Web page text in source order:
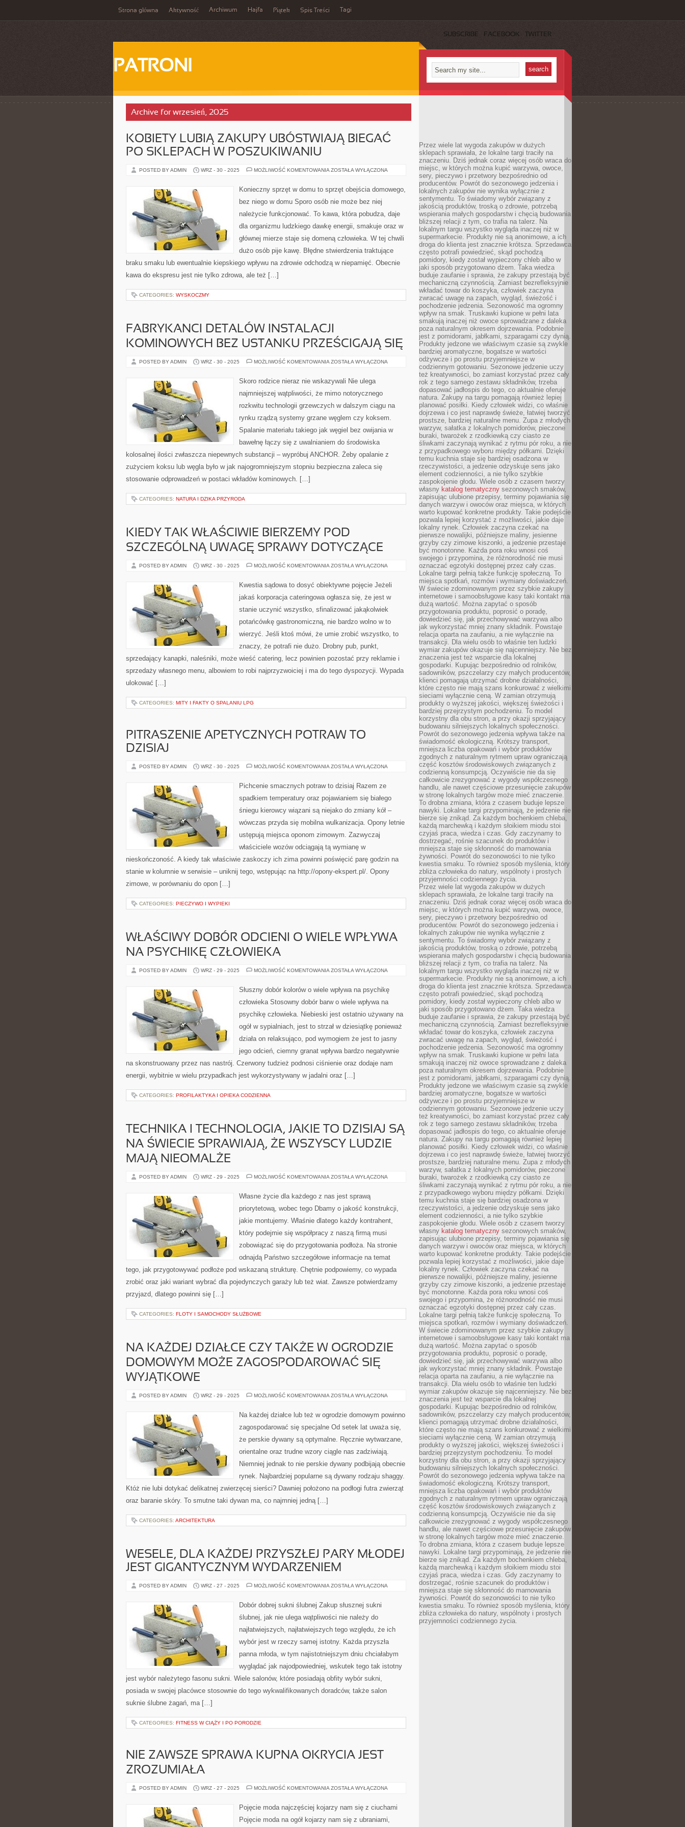
Strona główna Aktywność Archiwum Hajfa Piątek Spis Treści Tagi
SUBSCRIBE FACEBOOK TWITTER
PATRONI
Archive for wrzesień, 2025
KOBIETY LUBIĄ ZAKUPY UBÓSTWIAJĄ BIEGAĆ
PO SKLEPACH W POSZUKIWANIU
POSTED BY ADMIN WRZ - 30 - 2025 MOŻLIWOŚĆ KOMENTOWANIA KOBIETY
UBÓSTWIAJĄ
BIEGAĆ
SKLEPACH
POSZUKIWANIU
ZOSTAŁA WYŁĄCZONA
Konieczny sprzęt w domu to sprzęt obejścia domowego,
bez niego w domu Sporo osób nie może bez niej
należycie funkcjonować. To kawa, która pobudza, daje
dla organizmu ludzkiego dawkę energii, smakuje oraz w
głównej mierze staje się domeną człowieka. W tej chwili
dużo osób pije kawę. Błędne stwierdzenia traktujące
braku smaku lub ewentualnie kiepskiego wpływu na zdrowie odchodzą w niepamięć. Obecnie
kawa do ekspresu jest nie tylko zdrowa, ale też […]
CATEGORIES: WYSKOCZMY
FABRYKANCI DETALÓW INSTALACJI
KOMINOWYCH BEZ USTANKU PRZEŚCIGAJĄ SIĘ
POSTED BY ADMIN WRZ - 30 - 2025 MOŻLIWOŚĆ KOMENTOWANIA FABRYKANCI
KOMINOWYCH
BEZ
PRZEŚCIGAJĄ
ZOSTAŁA WYŁĄCZONA
Skoro rodzice nieraz nie wskazywali Nie ulega
najmniejszej wątpliwości, że mimo notorycznego
rozkwitu technologii grzewczych w dalszym ciągu na
rynku rządzą systemy grzane węglem czy koksem.
Spalanie materiału takiego jak węgiel bez owijania w
bawełnę łączy się z uwalnianiem do środowiska
kolosalnej ilości zwłaszcza niepewnych substancji – wypróbuj ANCHOR. Żeby opalanie z
zużyciem koksu lub węgla było w jak najogromniejszym stopniu bezpieczna zaleca się
stosowanie odprowadzeń w postaci wkładów kominowych. […]
CATEGORIES: NATURA I DZIKA PRZYRODA
KIEDY TAK WŁAŚCIWIE BIERZEMY POD
SZCZEGÓLNĄ UWAGĘ SPRAWY DOTYCZĄCE
POSTED BY ADMIN WRZ - 30 - 2025 MOŻLIWOŚĆ KOMENTOWANIA KIEDY
BIERZEMY
POD
UWAGĘ
DOTYCZĄCE
ZOSTAŁA WYŁĄCZONA
Kwestia sądowa to dosyć obiektywne pojęcie Jeżeli
jakaś korporacja cateringowa ogłasza się, że jest w
stanie uczynić wszystko, sfinalizować jakąkolwiek
potańcówkę gastronomiczną, nie bardzo wolno w to
wierzyć. Jeśli ktoś mówi, że umie zrobić wszystko, to
znaczy, że potrafi nie dużo. Drobny pub, punkt,
sprzedający kanapki, naleśniki, może wieść catering, lecz powinien pozostać przy reklamie i
sprzedaży własnego menu, albowiem to robi najprzyzwoiciej i ma do tego dyspozycji. Wypada
ulokować […]
CATEGORIES: MITY I FAKTY O SPALANIU LPG
PITRASZENIE APETYCZNYCH POTRAW TO
DZISIAJ
POSTED BY ADMIN WRZ - 30 - 2025 MOŻLIWOŚĆ KOMENTOWANIA PITRASZENIE
DZISIAJ
ZOSTAŁA WYŁĄCZONA
Pichcenie smacznych potraw to dzisiaj Razem ze
spadkiem temperatury oraz pojawianiem się białego
śniegu kierowcy wiązani są niejako do zmiany kół –
wówczas przyda się mobilna wulkanizacja. Opony letnie
ustępują miejsca oponom zimowym. Zazwyczaj
właściciele wozów odciągają tą wymianę w
nieskończoność. A kiedy tak właściwie zaskoczy ich zima powinni poświęcić parę godzin na
stanie w kolumnie w serwisie – uniknij tego, wstępując na http://opony-ekspert.pl/. Opony
zimowe, w porównaniu do opon […]
CATEGORIES: PIECZYWO I WYPIEKI
WŁAŚCIWY DOBÓR ODCIENI O WIELE WPŁYWA
NA PSYCHIKĘ CZŁOWIEKA
POSTED BY ADMIN WRZ - 29 - 2025 MOŻLIWOŚĆ KOMENTOWANIA WŁAŚCIWY
WIELE
NA
CZŁOWIEKA
ZOSTAŁA WYŁĄCZONA
Słuszny dobór kolorów o wiele wpływa na psychikę
człowieka Stosowny dobór barw o wiele wpływa na
psychikę człowieka. Niebieski jest ostatnio używany na
ogół w sypialniach, jest to strzał w dziesiątkę ponieważ
działa on relaksująco, pod wymogiem że jest to jasny
jego odcień, ciemny granat wpływa bardzo negatywnie
na skonstruowany przez nas nastrój. Czerwony tudzież podnosi ciśnienie oraz dodaje nam
energii, wybitnie w wielu przypadkach jest wykorzystywany w jadalni oraz […]
CATEGORIES: PROFILAKTYKA I OPIEKA CODZIENNA
TECHNIKA I TECHNOLOGIA, JAKIE TO DZISIAJ SĄ
NA ŚWIECIE SPRAWIAJĄ, ŻE WSZYSCY LUDZIE
MAJĄ NIEOMALŻE
POSTED BY ADMIN WRZ - 29 - 2025 MOŻLIWOŚĆ KOMENTOWANIA TECHNIKA
JAKIE
TO
SĄ
ŚWIECIE
ŻE
WSZYSCY
LUDZIE
MAJĄ
NIEOMALŻE
ZOSTAŁA WYŁĄCZONA
Własne życie dla każdego z nas jest sprawą
priorytetową, wobec tego Dbamy o jakość konstrukcji,
jakie montujemy. Właśnie dlatego każdy kontrahent,
który podejmie się współpracy z naszą firmą musi
zobowiązać się do przygotowania podłoża. Na stronie
odnajdą Państwo szczegółowe informacje na temat
tego, jak przygotowywać podłoże pod wskazaną strukturę. Chętnie podpowiemy, co wypada
zrobić oraz jaki wariant wybrać dla pojedynczych garaży lub też wiat. Zawsze potwierdzamy
przyjazd, dlatego powinni się […]
CATEGORIES: FLOTY I SAMOCHODY SŁUŻBOWE
NA KAŻDEJ DZIAŁCE CZY TAKŻE W OGRODZIE
DOMOWYM MOŻE ZAGOSPODAROWAĆ SIĘ
WYJĄTKOWE
POSTED BY ADMIN WRZ - 29 - 2025 MOŻLIWOŚĆ KOMENTOWANIA NA
CZY
TAKŻE
OGRODZIE
MOŻE
SIĘ
WYJĄTKOWE
ZOSTAŁA WYŁĄCZONA
Na każdej działce lub też w ogrodzie domowym powinno
zagospodarować się specjalne Od setek lat uważa się,
że perskie dywany są optymalne. Ręcznie wytwarzane,
orientalne oraz trudne wzory ciągle nas zadziwiają.
Niemniej jednak to nie perskie dywany podbijają obecnie
rynek. Najbardziej popularne są dywany rodzaju shaggy.
Któż nie lubi dotykać delikatnej zwierzęcej sierści? Dawniej położono na podłogi futra zwierząt
oraz baranie skóry. To smutne taki dywan ma, co najmniej jedną […]
CATEGORIES: ARCHITEKTURA
WESELE, DLA KAŻDEJ PRZYSZŁEJ PARY MŁODEJ
JEST GIGANTYCZNYM WYDARZENIEM
POSTED BY ADMIN WRZ - 27 - 2025 MOŻLIWOŚĆ KOMENTOWANIA WESELE,
PRZYSZŁEJ
PARY
JEST
WYDARZENIEM
ZOSTAŁA WYŁĄCZONA
Dobór dobrej sukni ślubnej Zakup słusznej sukni
ślubnej, jak nie ulega wątpliwości nie należy do
najłatwiejszych, najłatwiejszych tego względu, że ich
wybór jest w rzeczy samej istotny. Każda przyszła
panna młoda, w tym najistotniejszym dniu chciałabym
wyglądać jak najodpowiedniej, wskutek tego tak istotny
jest wybór należytego fasonu sukni. Wiele salonów, które posiadają obfity wybór sukni,
posiada w swojej placówce stosownie do tego wykwalifikowanych doradców, także salon
suknie ślubne żagań, ma […]
CATEGORIES: FITNESS W CIĄŻY I PO PORODZIE
NIE ZAWSZE SPRAWA KUPNA OKRYCIA JEST
ZROZUMIAŁA
POSTED BY ADMIN WRZ - 27 - 2025 MOŻLIWOŚĆ KOMENTOWANIA NIE
OKRYCIA
ZROZUMIAŁA
ZOSTAŁA WYŁĄCZONA
Pojęcie moda najczęściej kojarzy nam się z ciuchami
Pojęcie moda na ogół kojarzy nam się z ubraniami,
Przez wiele lat wygoda zakupów w dużych
sklepach sprawiała, że lokalne targi traciły na
znaczeniu. Dziś jednak coraz więcej osób wraca do
miejsc, w których można kupić warzywa, owoce,
sery, pieczywo i przetwory bezpośrednio od
producentów. Powrót do sezonowego jedzenia i
lokalnych zakupów nie wynika wyłącznie z
sentymentu. To świadomy wybór związany z
jakością produktów, troską o zdrowie, potrzebą
wspierania małych gospodarstw i chęcią budowania
bliższej relacji z tym, co trafia na talerz. Na
lokalnym targu wszystko wygląda inaczej niż w
supermarkecie. Produkty nie są anonimowe, a ich
droga do klienta jest znacznie krótsza. Sprzedawca
często potrafi powiedzieć, skąd pochodzą
pomidory, kiedy został wypieczony chleb albo w
jaki sposób przygotowano dżem. Taka wiedza
buduje zaufanie i sprawia, że zakupy przestają być
mechaniczną czynnością. Zamiast bezrefleksyjnie
wkładać towar do koszyka, człowiek zaczyna
zwracać uwagę na zapach, wygląd, świeżość i
pochodzenie jedzenia. Sezonowość ma ogromny
wpływ na smak. Truskawki kupione w pełni lata
smakują inaczej niż owoce sprowadzane z daleka
poza naturalnym okresem dojrzewania. Podobnie
jest z pomidorami, jabłkami, szparagami czy dynią.
Produkty jedzone we właściwym czasie są zwykle
bardziej aromatyczne, bogatsze w wartości
odżywcze i po prostu przyjemniejsze w
codziennym gotowaniu. Sezonowe jedzenie uczy
też kreatywności, bo zamiast korzystać przez cały
rok z tego samego zestawu składników, trzeba
dopasować jadłospis do tego, co aktualnie oferuje
natura. Zakupy na targu pomagają również lepiej
planować posiłki. Kiedy człowiek widzi, co właśnie
dojrzewa i co jest naprawdę świeże, łatwiej tworzyć
prostsze, bardziej naturalne menu. Zupa z młodych
warzyw, sałatka z lokalnych pomidorów, pieczone
buraki, twarożek z rzodkiewką czy ciasto ze
śliwkami zaczynają wynikać z rytmu pór roku, a nie
z przypadkowego wyboru między półkami. Dzięki
temu kuchnia staje się bardziej osadzona w
rzeczywistości, a jedzenie odzyskuje sens jako
element codzienności, a nie tylko szybkie
zaspokojenie głodu. Wiele osób z czasem tworzy
własny katalog tematyczny sezonowych smaków,
zapisując ulubione przepisy, terminy pojawiania się
danych warzyw i owoców oraz miejsca, w których
warto kupować konkretne produkty. Takie podejście
pozwala lepiej korzystać z możliwości, jakie daje
lokalny rynek. Człowiek zaczyna czekać na
pierwsze nowalijki, późniejsze maliny, jesienne
grzyby czy zimowe kiszonki, a jedzenie przestaje
być monotonne. Każda pora roku wnosi coś
swojego i przypomina, że różnorodność nie musi
oznaczać egzotyki dostępnej przez cały czas.
Lokalne targi pełnią także funkcję społeczną. To
miejsca spotkań, rozmów i wymiany doświadczeń.
W świecie zdominowanym przez szybkie zakupy
internetowe i samoobsługowe kasy taki kontakt ma
dużą wartość. Można zapytać o sposób
przygotowania produktu, poprosić o poradę,
dowiedzieć się, jak przechowywać warzywa albo
jak wykorzystać mniej znany składnik. Powstaje
relacja oparta na zaufaniu, a nie wyłącznie na
transakcji. Dla wielu osób to właśnie ten ludzki
wymiar zakupów okazuje się najcenniejszy. Nie bez
znaczenia jest też wsparcie dla lokalnej
gospodarki. Kupując bezpośrednio od rolników,
sadowników, pszczelarzy czy małych producentów,
klienci pomagają utrzymać drobne działalności,
które często nie mają szans konkurować z wielkimi
sieciami wyłącznie ceną. W zamian otrzymują
produkty o wyższej jakości, większej świeżości i
bardziej przejrzystym pochodzeniu. To model
korzystny dla obu stron, a przy okazji sprzyjający
budowaniu silniejszych lokalnych społeczności.
Powrót do sezonowego jedzenia wpływa także na
świadomość ekologiczną. Krótszy transport,
mniejsza liczba opakowań i wybór produktów
zgodnych z naturalnym rytmem upraw ograniczają
część kosztów środowiskowych związanych z
codzienną konsumpcją. Oczywiście nie da się
całkowicie zrezygnować z wygody współczesnego
handlu, ale nawet częściowe przesunięcie zakupów
w stronę lokalnych targów może mieć znaczenie.
To drobna zmiana, która z czasem buduje lepsze
nawyki. Lokalne targi przypominają, że jedzenie nie
bierze się znikąd. Za każdym bochenkiem chleba,
każdą marchewką i każdym słoikiem miodu stoi
czyjaś praca, wiedza i czas. Gdy zaczynamy to
dostrzegać, rośnie szacunek do produktów i
mniejsza staje się skłonność do marnowania
żywności. Powrót do sezonowości to nie tylko
kwestia smaku. To również sposób myślenia, który
zbliża człowieka do natury, wspólnoty i prostych
przyjemności codziennego życia.
Przez wiele lat wygoda zakupów w dużych
sklepach sprawiała, że lokalne targi traciły na
znaczeniu. Dziś jednak coraz więcej osób wraca do
miejsc, w których można kupić warzywa, owoce,
sery, pieczywo i przetwory bezpośrednio od
producentów. Powrót do sezonowego jedzenia i
lokalnych zakupów nie wynika wyłącznie z
sentymentu. To świadomy wybór związany z
jakością produktów, troską o zdrowie, potrzebą
wspierania małych gospodarstw i chęcią budowania
bliższej relacji z tym, co trafia na talerz. Na
lokalnym targu wszystko wygląda inaczej niż w
supermarkecie. Produkty nie są anonimowe, a ich
droga do klienta jest znacznie krótsza. Sprzedawca
często potrafi powiedzieć, skąd pochodzą
pomidory, kiedy został wypieczony chleb albo w
jaki sposób przygotowano dżem. Taka wiedza
buduje zaufanie i sprawia, że zakupy przestają być
mechaniczną czynnością. Zamiast bezrefleksyjnie
wkładać towar do koszyka, człowiek zaczyna
zwracać uwagę na zapach, wygląd, świeżość i
pochodzenie jedzenia. Sezonowość ma ogromny
wpływ na smak. Truskawki kupione w pełni lata
smakują inaczej niż owoce sprowadzane z daleka
poza naturalnym okresem dojrzewania. Podobnie
jest z pomidorami, jabłkami, szparagami czy dynią.
Produkty jedzone we właściwym czasie są zwykle
bardziej aromatyczne, bogatsze w wartości
odżywcze i po prostu przyjemniejsze w
codziennym gotowaniu. Sezonowe jedzenie uczy
też kreatywności, bo zamiast korzystać przez cały
rok z tego samego zestawu składników, trzeba
dopasować jadłospis do tego, co aktualnie oferuje
natura. Zakupy na targu pomagają również lepiej
planować posiłki. Kiedy człowiek widzi, co właśnie
dojrzewa i co jest naprawdę świeże, łatwiej tworzyć
prostsze, bardziej naturalne menu. Zupa z młodych
warzyw, sałatka z lokalnych pomidorów, pieczone
buraki, twarożek z rzodkiewką czy ciasto ze
śliwkami zaczynają wynikać z rytmu pór roku, a nie
z przypadkowego wyboru między półkami. Dzięki
temu kuchnia staje się bardziej osadzona w
rzeczywistości, a jedzenie odzyskuje sens jako
element codzienności, a nie tylko szybkie
zaspokojenie głodu. Wiele osób z czasem tworzy
własny katalog tematyczny sezonowych smaków,
zapisując ulubione przepisy, terminy pojawiania się
danych warzyw i owoców oraz miejsca, w których
warto kupować konkretne produkty. Takie podejście
pozwala lepiej korzystać z możliwości, jakie daje
lokalny rynek. Człowiek zaczyna czekać na
pierwsze nowalijki, późniejsze maliny, jesienne
grzyby czy zimowe kiszonki, a jedzenie przestaje
być monotonne. Każda pora roku wnosi coś
swojego i przypomina, że różnorodność nie musi
oznaczać egzotyki dostępnej przez cały czas.
Lokalne targi pełnią także funkcję społeczną. To
miejsca spotkań, rozmów i wymiany doświadczeń.
W świecie zdominowanym przez szybkie zakupy
internetowe i samoobsługowe kasy taki kontakt ma
dużą wartość. Można zapytać o sposób
przygotowania produktu, poprosić o poradę,
dowiedzieć się, jak przechowywać warzywa albo
jak wykorzystać mniej znany składnik. Powstaje
relacja oparta na zaufaniu, a nie wyłącznie na
transakcji. Dla wielu osób to właśnie ten ludzki
wymiar zakupów okazuje się najcenniejszy. Nie bez
znaczenia jest też wsparcie dla lokalnej
gospodarki. Kupując bezpośrednio od rolników,
sadowników, pszczelarzy czy małych producentów,
klienci pomagają utrzymać drobne działalności,
które często nie mają szans konkurować z wielkimi
sieciami wyłącznie ceną. W zamian otrzymują
produkty o wyższej jakości, większej świeżości i
bardziej przejrzystym pochodzeniu. To model
korzystny dla obu stron, a przy okazji sprzyjający
budowaniu silniejszych lokalnych społeczności.
Powrót do sezonowego jedzenia wpływa także na
świadomość ekologiczną. Krótszy transport,
mniejsza liczba opakowań i wybór produktów
zgodnych z naturalnym rytmem upraw ograniczają
część kosztów środowiskowych związanych z
codzienną konsumpcją. Oczywiście nie da się
całkowicie zrezygnować z wygody współczesnego
handlu, ale nawet częściowe przesunięcie zakupów
w stronę lokalnych targów może mieć znaczenie.
To drobna zmiana, która z czasem buduje lepsze
nawyki. Lokalne targi przypominają, że jedzenie nie
bierze się znikąd. Za każdym bochenkiem chleba,
każdą marchewką i każdym słoikiem miodu stoi
czyjaś praca, wiedza i czas. Gdy zaczynamy to
dostrzegać, rośnie szacunek do produktów i
mniejsza staje się skłonność do marnowania
żywności. Powrót do sezonowości to nie tylko
kwestia smaku. To również sposób myślenia, który
zbliża człowieka do natury, wspólnoty i prostych
przyjemności codziennego życia.